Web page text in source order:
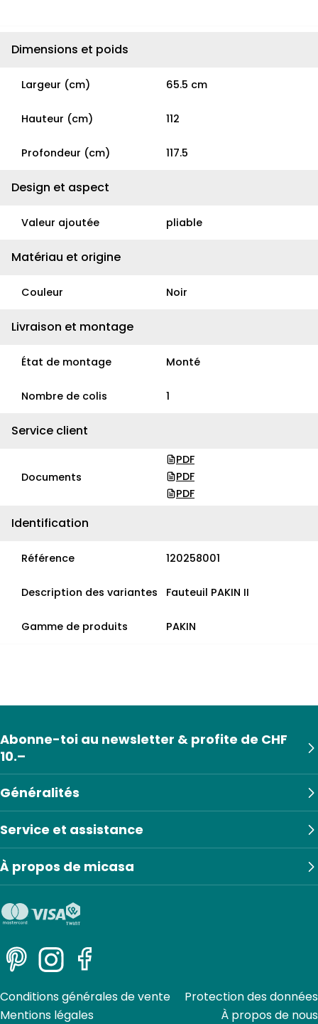
Dimensions et poids
Largeur (cm) 65.5 cm
Hauteur (cm) 112
Profondeur (cm) 117.5
Design et aspect
Valeur ajoutée pliable
Matériau et origine
Couleur Noir
Livraison et montage
État de montage Monté
Nombre de colis 1
Service client
Documents
PDF
PDF
PDF
Identification
Référence 120258001
Description des variantes Fauteuil PAKIN II
Gamme de produits PAKIN
Généralités
Service et assistance
À propos de micasa
Abonne-toi au newsletter & profite de CHF
10.–
PinterestInstagramFacebook
Conditions générales de vente
Protection des données
Mentions légales
À propos de nous